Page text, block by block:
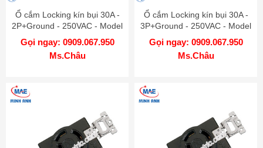
Ổ cắm Locking kín bụi 30A -
2P+Ground - 250VAC - Model
WK6330
Gọi ngay: 0909.067.950
Ms.Châu
Ổ cắm Locking kín bụi 30A -
3P+Ground - 250VAC - Model
WK6430
Gọi ngay: 0909.067.950
Ms.Châu